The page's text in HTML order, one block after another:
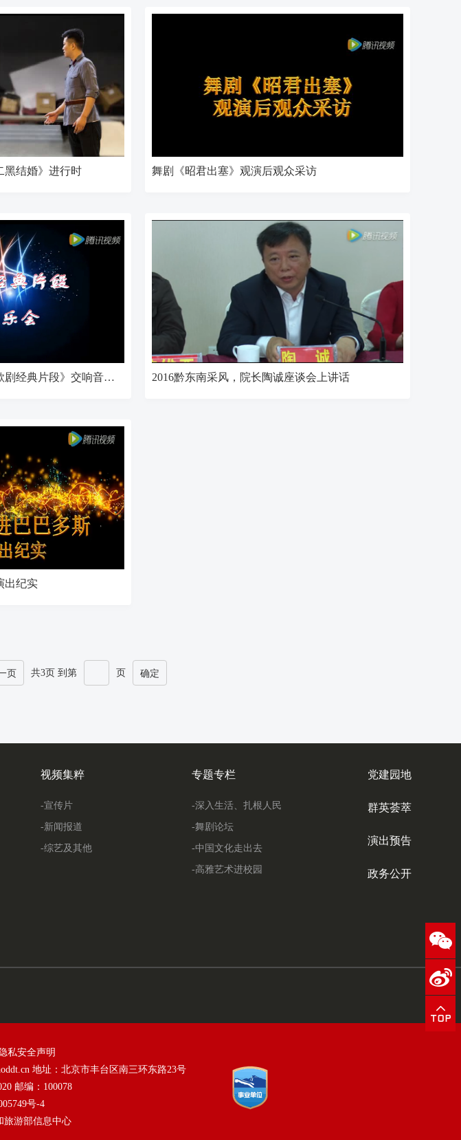
黑结婚》进行时 舞剧《昭君出塞》观演后观众采访
高雅艺术进校园丨《中外歌剧经典片段》交响音乐会走进南京理工大学 2016黔东南采风，院长陶诚座谈会上讲话
出纪实
页 共3页 到第 页 确定
视频集粹
-宣传片
-新闻报道
-综艺及其他
专题专栏
-深入生活、扎根人民
-舞剧论坛
-中国文化走出去
-高雅艺术进校园
党建园地
群英荟萃
演出预告
政务公开
隐私安全声明
地址：北京市丰台区南三环东路23号
邮编：100078
号-4
旅游部信息中心